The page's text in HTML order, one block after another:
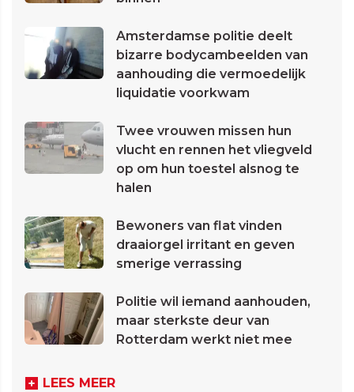
Amsterdamse politie deelt
bizarre bodycambeelden van
aanhouding die vermoedelijk
liquidatie voorkwam
Twee vrouwen missen hun
vlucht en rennen het vliegveld
op om hun toestel alsnog te
halen
Bewoners van flat vinden
draaiorgel irritant en geven
smerige verrassing
Politie wil iemand aanhouden,
maar sterkste deur van
Rotterdam werkt niet mee
LEES MEER